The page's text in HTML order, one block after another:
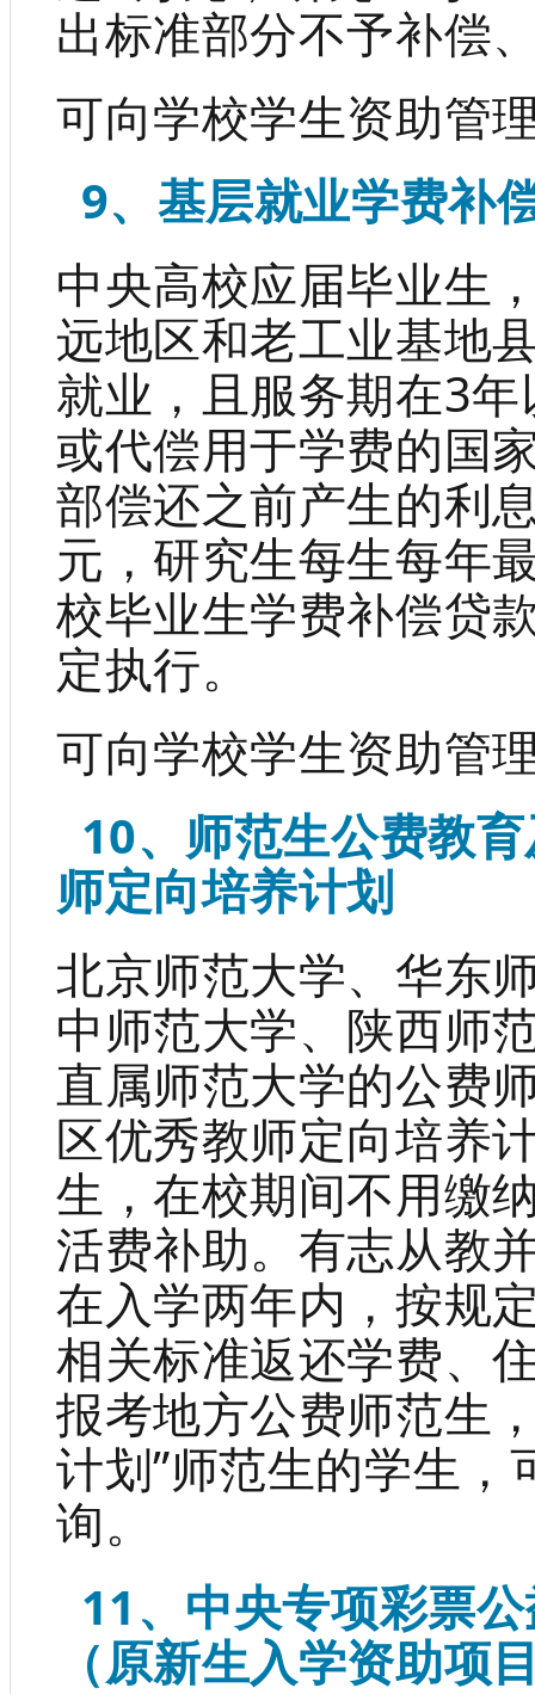
出标准部分不予补偿
可向学校学生资助管
9、基层就业学费补
中央高校应届毕业生
远地区和老工业基地
就业，且服务期在3
或代偿用于学费的国
部偿还之前产生的利
元，研究生每生每年
校毕业生学费补偿贷
定执行。
可向学校学生资助管
10、师范生公费教
师定向培养计划
北京师范大学、华东
中师范大学、陕西师
直属师范大学的公费
区优秀教师定向培养
生，在校期间不用缴
活费补助。有志从教
在入学两年内，按规
相关标准返还学费、
报考地方公费师范生
计划”师范生的学生
询。
11、中央专项彩票
（原新生入学资助项